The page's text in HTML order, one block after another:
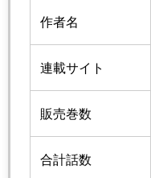
作者名
連載サイト
販売巻数
合計話数